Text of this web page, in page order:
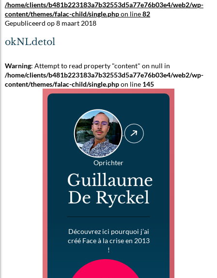
/home/clients/b481b223183a7b32553d5a77e76b03e4/web2/wp-
content/themes/falac-child/single.phpon line82
Gepubliceerd op 8 maart 2018
okNLdetol
Warning: Attempt to read property "content" on null in
/home/clients/b481b223183a7b32553d5a77e76b03e4/web2/wp-
content/themes/falac-child/single.phpon line 145
Oprichter
Guillaume
De Ryckel
Découvrez ici pourquoi j’ai
créé Face à la crise en 2013
!